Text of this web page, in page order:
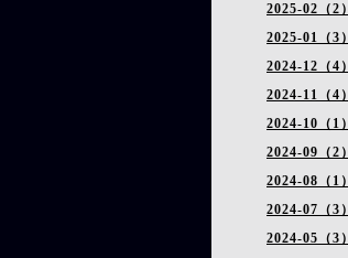
2025-02（2）
2025-01（3）
2024-12（4）
2024-11（4）
2024-10（1）
2024-09（2）
2024-08（1）
2024-07（3）
2024-05（3）